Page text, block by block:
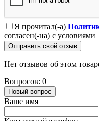
Я прочитал(-а)
согласен(-на) с условиями
Отправить свой отзыв
Нет отзывов об этом
Вопросов: 0
Новый вопрос
Ваше имя